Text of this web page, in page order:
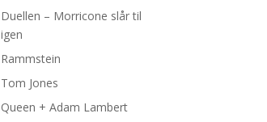
Duellen – Morricone slår til
igen
Rammstein
Tom Jones
Queen + Adam Lambert